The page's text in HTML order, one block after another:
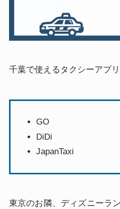
千葉で使えるタクシーアプ
GO
DiDi
JapanTaxi
東京のお隣、ディズニーラ